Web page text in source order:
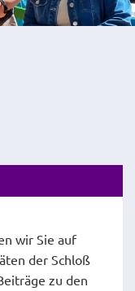
wir Sie auf
der Schloß
zu den